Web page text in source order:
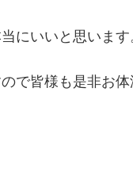
にいいと思います
で皆様も是非お